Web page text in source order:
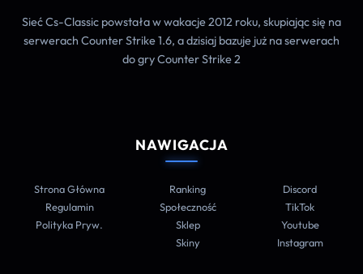
Sieć Cs-Classic powstała w wakacje 2012 roku, skupiając się na
serwerach Counter Strike 1.6, a dzisiaj bazuje już na serwerach
do gry Counter Strike 2
NAWIGACJA
Strona Główna
Regulamin
Polityka Pryw.
Ranking
Społeczność
Sklep
Skiny
Discord
TikTok
Youtube
Instagram